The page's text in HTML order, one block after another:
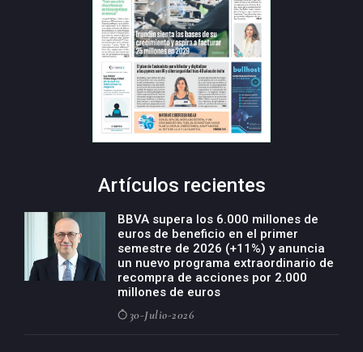
Artículos recientes
BBVA supera los 6.000 millones de
euros de beneficio en el primer
semestre de 2026 (+11%) y anuncia
un nuevo programa extraordinario de
recompra de acciones por 2.000
millones de euros
30-Julio-2026